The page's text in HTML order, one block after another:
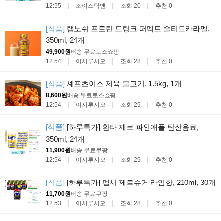
12:55
조이스틱맨 조회 20 추천 0
[식품] 랩노쉬 프로틴 드링크 퍼펙트 솔티드카라멜,
350ml, 24개
49,900원배송 무료토스쇼핑
12:54
이시루시오 조회 28 추천 0
[식품] 셰프초이스 제육 불고기, 1.5kg, 1개
8,600원배송 무료토스쇼핑
12:54
이시루시오 조회 29 추천 0
[식품] [하루특가] 환타 제로 파인애플 탄산음료,
350ml, 24개
11,900원배송 무료쿠팡
12:54
이시루시오 조회 29 추천 0
[식품] [하루특가] 펩시 제로슈거 라임향, 210ml, 30개
11,700원배송 무료쿠팡
12:53
이시루시오 조회 28 추천 0